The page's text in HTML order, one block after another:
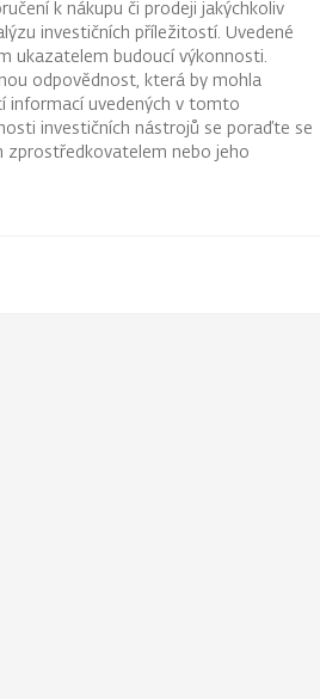
k nákupu či prodeji jakýchkoliv
investičních příležitostí. Uvedené
ukazatelem budoucí výkonnosti.
odpovědnost, která by mohla
informací uvedených v tomto
investičních nástrojů se poraďte se
zprostředkovatelem nebo jeho